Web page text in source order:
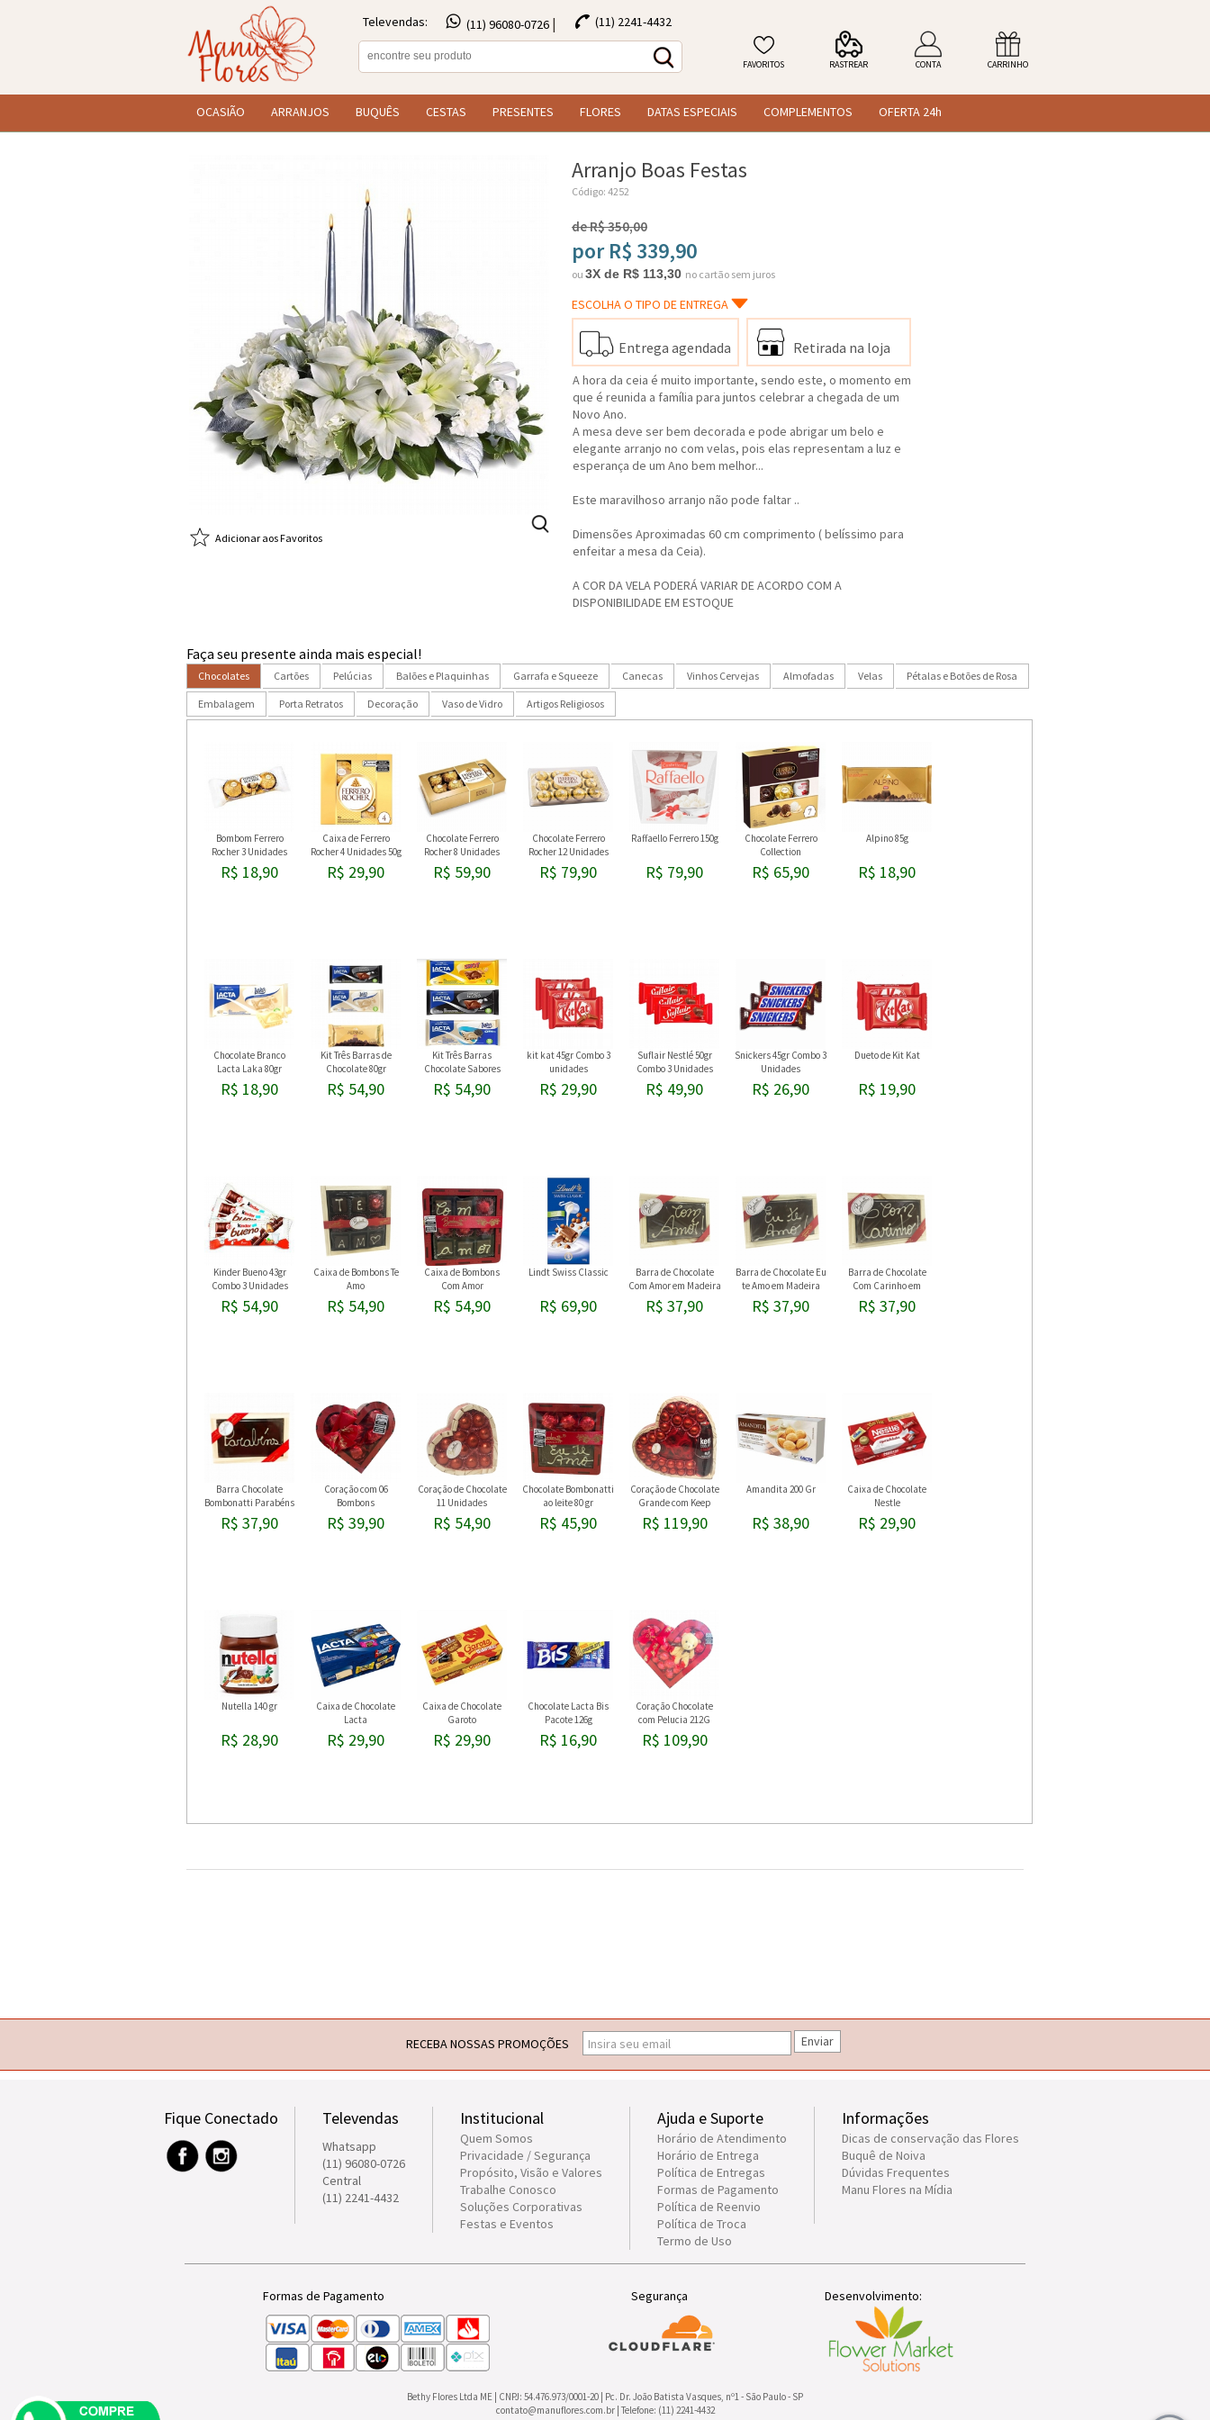
Televendas: (11) 96080-0726 | (11) 2241-4432
CARRINHO
CONTA
RASTREAR
FAVORITOS
OCASIÃO ARRANJOS BUQUÊS CESTAS PRESENTES FLORES DATAS ESPECIAIS COMPLEMENTOS OFERTA 24h
Adicionar aos Favoritos
Arranjo Boas Festas
Código: 4252
de R$ 350,00
por R$ 339,90
ou 3X de R$ 113,30 no cartão sem juros
ESCOLHA O TIPO DE ENTREGA
Entrega agendada Retirada na loja
A hora da ceia é muito importante, sendo este, o momento em
que é reunida a família para juntos celebrar a chegada de um
Novo Ano.
A mesa deve ser bem decorada e pode abrigar um belo e
elegante arranjo no com velas, pois elas representam a luz e
esperança de um Ano bem melhor...
Este maravilhoso arranjo não pode faltar ..
Dimensões Aproximadas 60 cm comprimento ( belíssimo para
enfeitar a mesa da Ceia).
A COR DA VELA PODERÁ VARIAR DE ACORDO COM A
DISPONIBILIDADE EM ESTOQUE
Faça seu presente ainda mais especial!
Chocolates Cartões Pelúcias Balões e Plaquinhas Garrafa e Squeeze Canecas Vinhos Cervejas Almofadas Velas Pétalas e Botões de Rosa
Embalagem Porta Retratos Decoração Vaso de Vidro Artigos Religiosos
Bombom Ferrero
Rocher 3 Unidades
R$ 18,90
Caixa de Ferrero
Rocher 4 Unidades 50g
R$ 29,90
Chocolate Ferrero
Rocher 8 Unidades
R$ 59,90
Chocolate Ferrero
Rocher 12 Unidades
R$ 79,90
Raffaello Ferrero 150g
R$ 79,90
Chocolate Ferrero
Collection
R$ 65,90
Alpino 85g
R$ 18,90
Chocolate Branco
Lacta Laka 80gr
R$ 18,90
Kit Três Barras de
Chocolate 80gr
R$ 54,90
Kit Três Barras
Chocolate Sabores
Sortidos 80gr
R$ 54,90
kit kat 45gr Combo 3
unidades
R$ 29,90
Suflair Nestlé 50gr
Combo 3 Unidades
R$ 49,90
Snickers 45gr Combo 3
Unidades
R$ 26,90
Dueto de Kit Kat
R$ 19,90
Kinder Bueno 43gr
Combo 3 Unidades
R$ 54,90
Caixa de Bombons Te
Amo
R$ 54,90
Caixa de Bombons
Com Amor
R$ 54,90
Lindt Swiss Classic
R$ 69,90
Barra de Chocolate
Com Amor em Madeira
R$ 37,90
Barra de Chocolate Eu
te Amo em Madeira
R$ 37,90
Barra de Chocolate
Com Carinho em
Madeira
R$ 37,90
Barra Chocolate
Bombonatti Parabéns
R$ 37,90
Coração com 06
Bombons
R$ 39,90
Coração de Chocolate
11 Unidades
R$ 54,90
Chocolate Bombonatti
ao leite 80 gr
R$ 45,90
Coração de Chocolate
Grande com Keep
Cooler
R$ 119,90
Amandita 200 Gr
R$ 38,90
Caixa de Chocolate
Nestle
R$ 29,90
Nutella 140 gr
R$ 28,90
Caixa de Chocolate
Lacta
R$ 29,90
Caixa de Chocolate
Garoto
R$ 29,90
Chocolate Lacta Bis
Pacote 126g
R$ 16,90
Coração Chocolate
com Pelucia 212G
R$ 109,90
RECEBA NOSSAS PROMOÇÕES Enviar
Fique Conectado Televendas
Whatsapp
(11) 96080-0726
Central
(11) 2241-4432
Institucional
Quem Somos
Privacidade / Segurança
Propósito, Visão e Valores
Trabalhe Conosco
Soluções Corporativas
Festas e Eventos
Ajuda e Suporte
Horário de Atendimento
Horário de Entrega
Política de Entregas
Formas de Pagamento
Política de Reenvio
Política de Troca
Termo de Uso
Informações
Dicas de conservação das Flores
Buquê de Noiva
Dúvidas Frequentes
Manu Flores na Mídia
Formas de Pagamento Segurança Desenvolvimento:
Bethy Flores Ltda ME | CNPJ: 54.476.973/0001-20 | Pc. Dr. João Batista Vasques, nº1 - São Paulo - SP
contato@manuflores.com.br| Telefone: (11) 2241-4432